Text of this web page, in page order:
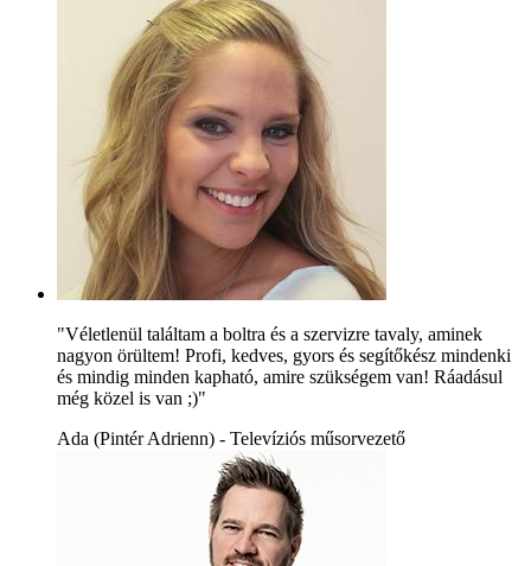
"Véletlenül találtam a boltra és a szervizre tavaly, aminek
nagyon örültem! Profi, kedves, gyors és segítőkész mindenki
és mindig minden kapható, amire szükségem van! Ráadásul
még közel is van ;)"
Ada (Pintér Adrienn) - Televíziós műsorvezető